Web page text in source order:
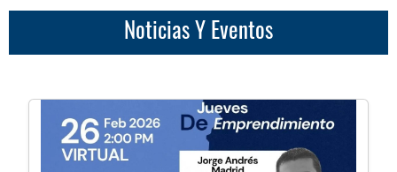
Noticias Y Eventos